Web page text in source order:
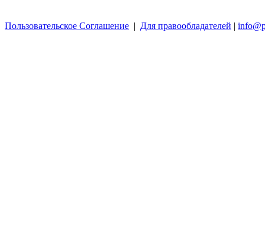
Пользовательское Соглашение | Для правообладателей |